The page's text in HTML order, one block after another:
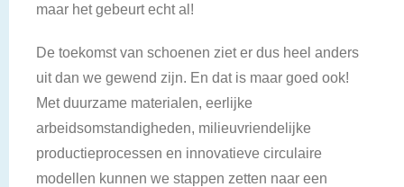
maar het gebeurt echt al!
De toekomst van schoenen ziet er dus heel anders
uit dan we gewend zijn. En dat is maar goed ook!
Met duurzame materialen, eerlijke
arbeidsomstandigheden, milieuvriendelijke
productieprocessen en innovatieve circulaire
modellen kunnen we stappen zetten naar een